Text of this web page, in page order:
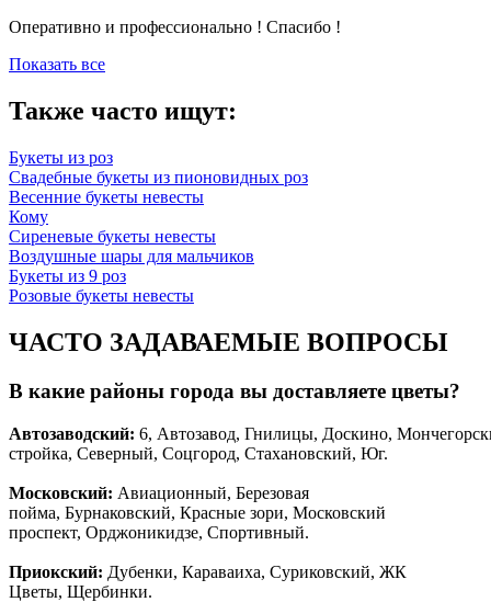
Оперативно и профессионально ! Спасибо !
Показать все
Также часто ищут:
Букеты из роз
Свадебные букеты из пионовидных роз
Весенние букеты невесты
Кому
Сиреневые букеты невесты
Воздушные шары для мальчиков
Букеты из 9 роз
Розовые букеты невесты
ЧАСТО ЗАДАВАЕМЫЕ ВОПРОСЫ
В какие районы города вы доставляете цветы?
Автозаводский: 6, Автозавод, Гнилицы, Доскино,
стройка, Северный, Соцгород, Стахановский, Юг.
Московский: Авиационный, Березовая
пойма, Бурнаковский, Красные зори, Московский
проспект, Орджоникидзе, Спортивный.
Приокский: Дубенки, Караваиха, Суриковский, ЖК
Цветы, Щербинки.